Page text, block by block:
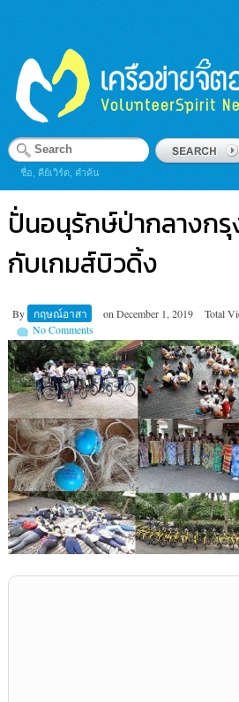
ชื่อ, คีย์เวิร์ด, คำค้น
ปั่นอนุรักษ์ป่ากลางกรุ
กับเกมส์บิวดิ้ง
By กฤษณ์อาสา on December 1, 2019 Total
No Comments